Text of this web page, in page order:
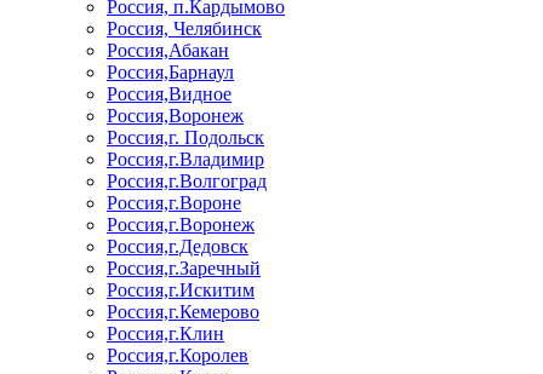
Россия, п.Кардымово
Россия, Челябинск
Россия,Абакан
Россия,Барнаул
Россия,Видное
Россия,Воронеж
Россия,г. Подольск
Россия,г.Владимир
Россия,г.Волгоград
Россия,г.Вороне
Россия,г.Воронеж
Россия,г.Дедовск
Россия,г.Заречный
Россия,г.Искитим
Россия,г.Кемерово
Россия,г.Клин
Россия,г.Королев